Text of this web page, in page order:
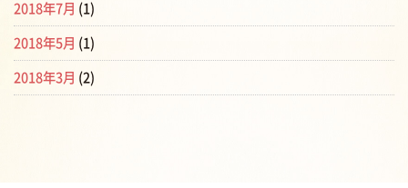
2018年7月 (1)
2018年5月 (1)
2018年3月 (2)